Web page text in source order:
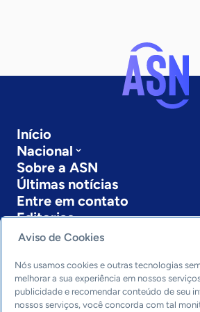
Início
Nacional
Sobre a ASN
Últimas notícias
Entre em contato
Editorias
Economia & Política
Inovação & Tecnologia
Cultura empreendedora
Dados
Aviso de Cookies
Nós usamos cookies e outras tecnologias
melhorar a sua experiência em nossos
publicidade e recomendar conteúdo de seu
nossos serviços, você concorda com tal